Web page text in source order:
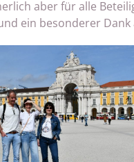
aber für alle
ein besonderer